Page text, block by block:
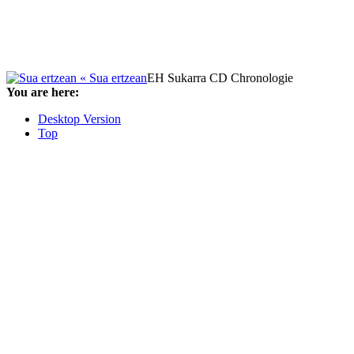
« Sua ertzeanEH Sukarra CD Chronologie
You are here:
Desktop Version
Top